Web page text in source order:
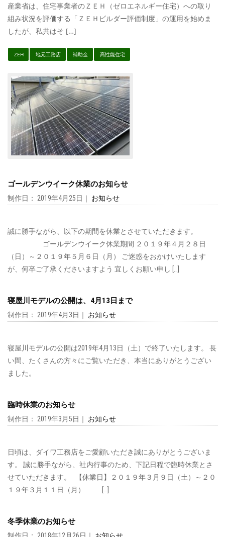
産業省は、住宅事業者のＺＥＨ（ゼロエネルギー住宅）への取り
組み状況を評価する「ＺＥＨビルダー評価制度」の運用を始めま
したが、私共はそ […]
ZEH 地元工務店 補助金 高性能住宅
ゴールデンウイーク休業のお知らせ
制作日： 2019年4月25日｜ お知らせ
誠に勝手ながら、以下の期間を休業とさせていただきます。
ゴールデンウイーク休業期間 ２０１９年４月２８日
（日）～２０１９年５月６日（月） ご迷惑をおかけいたします
が、何卒ご了承くださいますよう 宜しくお願い申し […]
寝屋川モデルの公開は、4月13日まで
制作日： 2019年4月3日｜ お知らせ
寝屋川モデルの公開は2019年4月13日（土）で終了いたします。 長
い間、たくさんの方々にご覧いただき、本当にありがとうござい
ました。
臨時休業のお知らせ
制作日： 2019年3月5日｜ お知らせ
日頃は、ダイワ工務店をご愛顧いただき誠にありがとうございま
す。 誠に勝手ながら、社内行事のため、下記日程で臨時休業とさ
せていただきます。 【休業日】２０１９年３月９日（土）～２０
１９年３月１１日（月） […]
冬季休業のお知らせ